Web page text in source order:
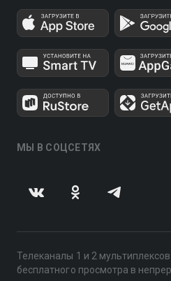
МЫ В СОЦСЕТЯХ
Телеканалы 1 и 2
бесплатного просмотра в